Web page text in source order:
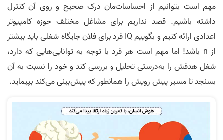
مهم است بتوانیم از احساسات‌مان درک صحیح و روی آن کنترل
داشته باشیم. قصد نداریم برای مشاغل مختلف حوزه کامپیوتر
اعدادی ارائه کنیم و بگوییم IQ فرد برای فلان جایگاه شغلی باید بیشتر
از n باشد! اما مهم است هر فرد با توجه به توانایی‌هایی که دارد،
شغل هدفش را به‌درستی تحلیل و بررسی کند و خود را نسبت به آن
بسنجد تا مسیر پیش رویش را همانطور که پیش‌بینی می‌کند بپیماید.